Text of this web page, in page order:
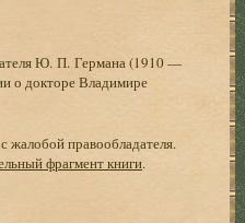
Ю. П. Германа (1910 —
о докторе Владимире
жалобой правообладателя.
фрагмент книги.